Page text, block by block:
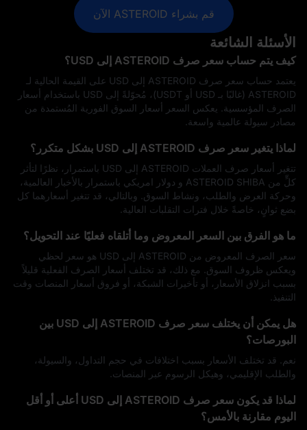
قم بشراء ASTEROID الآن
الأسئلة الشائعة
كيف يتم حساب سعر صرف ASTEROID إلى USD؟
يعتمد حساب سعر صرف ASTEROID إلى USD على القيمة الحالية لـ
ASTEROID (غالبًا بـ USD أو USDT)، مُحوّلةً إلى USD باستخدام أسعار
الصرف المؤسسية. يعكس السعر أسعار السوق الفورية المُستمدة من
مصادر سيولة عالمية واسعة.
لماذا يتغير سعر صرف ASTEROID إلى USD بشكل متكرر؟
تتغير أسعار صرف العملات ASTEROID إلى USD باستمرار، نظرًا لتأثر
كلٍّ من ASTEROID SHIBA و دولار امريكي باستمرار بالأخبار العالمية،
وحركة العرض والطلب، ونشاط السوق. وبالتالي، قد تتغير أسعارهما كل
بضع ثوانٍ، خاصةً خلال فترات التقلبات العالية.
ما هو الفرق بين السعر المعروض وما أتلقاه فعليًا عند التحويل؟
سعر الصرف المعروض من ASTEROID إلى USD هو سعر لحظي
ويعكس ظروف السوق. مع ذلك، قد تختلف أسعار الصرف الفعلية قليلاً
بسبب انزلاق الأسعار، أو تأخيرات الشبكة، أو فروق أسعار المنصات وقت
التنفيذ.
هل يمكن أن يختلف سعر صرف ASTEROID إلى USD بين
البورصات؟
نعم. قد تختلف الأسعار بسبب اختلافات في حجم التداول، والسيولة،
والطلب الإقليمي، وهيكل الرسوم عبر المنصات.
لماذا قد يكون سعر صرف ASTEROID إلى USD أعلى أو أقل
اليوم مقارنة بالأمس؟